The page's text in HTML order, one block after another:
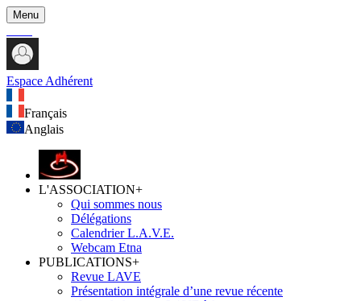
Menu
Espace Adhérent
Français
Anglais
L'ASSOCIATION+
Qui sommes nous
Délégations
Calendrier L.A.V.E.
Webcam Etna
PUBLICATIONS+
Revue LAVE
Présentation intégrale d’une revue récente